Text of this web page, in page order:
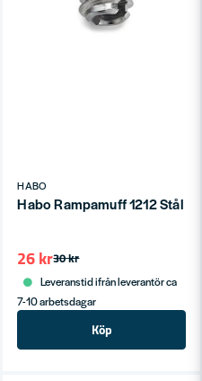
HABO
Habo Rampamuff 1212 Stål
30 kr
26 kr
Leveranstid ifrån leverantör ca
7-10 arbetsdagar
Köp